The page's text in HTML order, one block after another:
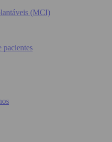
(MCI)
pacientes